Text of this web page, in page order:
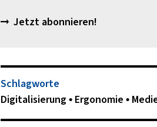
Jetzt abonnieren!
Schlagworte
Digitalisierung Ergonomie